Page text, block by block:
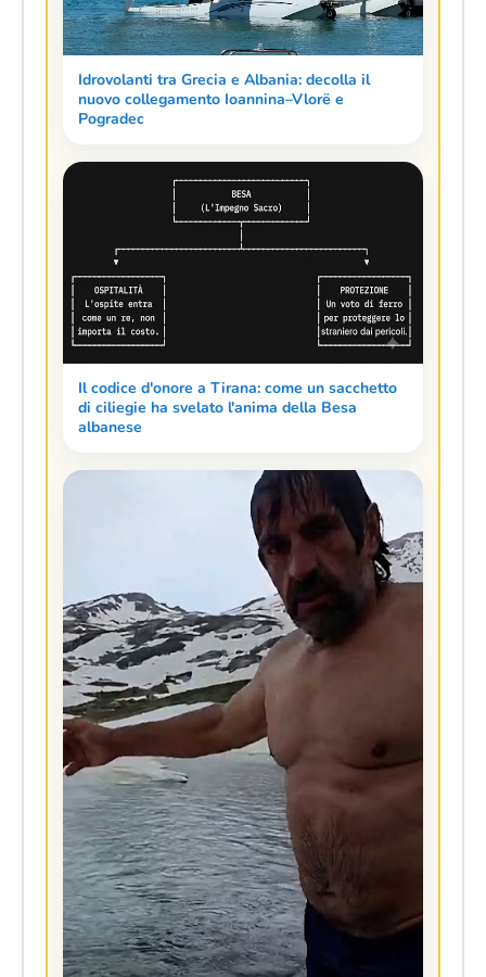
Idrovolanti tra Grecia e Albania: decolla il
nuovo collegamento Ioannina–Vlorë e
Pogradec
Il codice d'onore a Tirana: come un sacchetto
di ciliegie ha svelato l'anima della Besa
albanese